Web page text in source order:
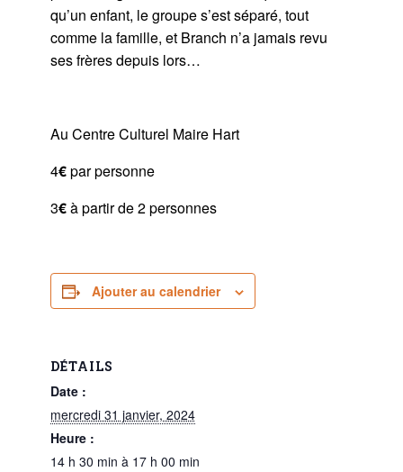
qu’un enfant, le groupe s’est séparé, tout
comme la famille, et Branch n’a jamais revu
ses frères depuis lors…
Au Centre Culturel Maire Hart
4€par personne
3€à partir de 2 personnes
Ajouter au calendrier
DÉTAILS
Date :
mercredi 31 janvier, 2024
Heure :
14 h 30 min à 17 h 00 min